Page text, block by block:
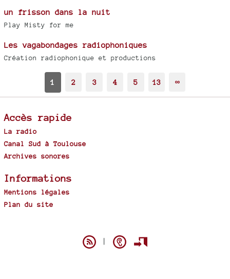
un frisson dans la nuit
Play Misty for me
Les vagabondages radiophoniques
Création radiophonique et productions
1 2 3 4 5 13 ∞
Accès rapide
La radio
Canal Sud à Toulouse
Archives sonores
Informations
Mentions légales
Plan du site
|